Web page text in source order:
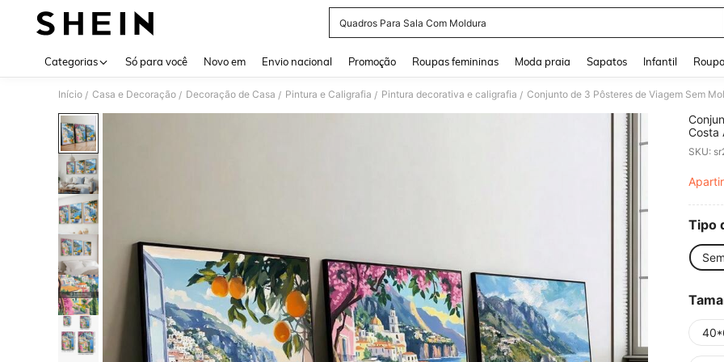
Quadros Para Sala Com Moldura
Categorias Só para você Novo em Envio nacional Promoção Roupas femininas Moda praia Sapatos Infantil
Início / Casa e Decoração / Decoração de Casa / Pintura e Caligrafia / Pintura decorativa e caligrafia /
Costa
Arte
SKU:
Tipo